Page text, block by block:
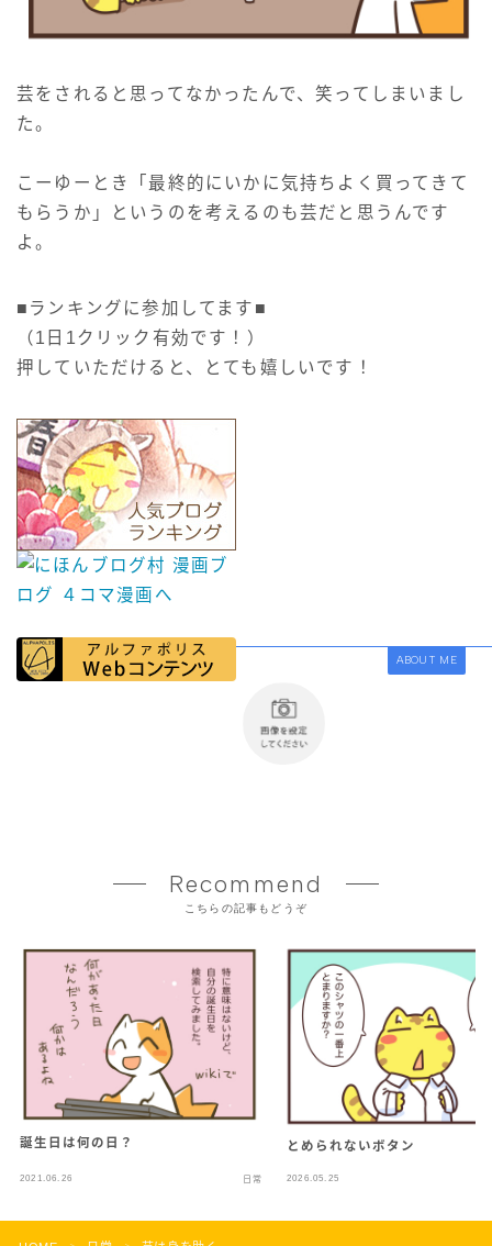
芸をされると思ってなかったんで、笑ってしまいまし
た。
こーゆーとき「最終的にいかに気持ちよく買ってきて
もらうか」というのを考えるのも芸だと思うんです
よ。
■ランキングに参加してます■
（1日1クリック有効です！）
押していただけると、とても嬉しいです！
ABOUT ME
Recommend
こちらの記事もどうぞ
誕生日は何の日？
2021.06.26 日常
とめられないボタン
2026.05.25